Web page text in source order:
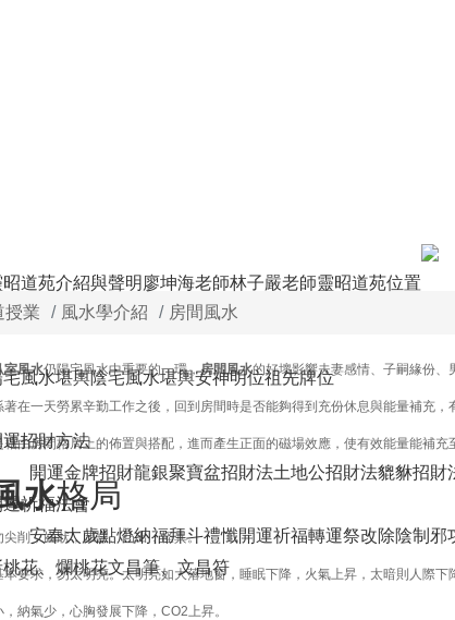
昭道苑介紹與聲明 廖坤海老師林子嚴老師靈昭道苑位置
宅風水堪輿陰宅風水堪輿安神明位祖先牌位
運招財方法
開運金牌招財龍銀聚寶盆招財法土地公招財法貔貅招財
運祈福法會
安奉太歲點燈納福拜斗禮懺開運祈福轉運祭改除陰制邪
桃花、爛桃花文昌筆、文昌符
授業 風水學介紹 房間風水
室風水仍陽宅風水中重要的一環，房間風水的好壞影響夫妻感情、子嗣緣份、
著在一天勞累辛勤工作之後，回到房間時是否能夠得到充份休息與能量補充，
藉由房間格局上的佈置與搭配，進而產生正面的磁場效應，使有效能量能補充
水格局
尖削，齒狀，凹缺、凸出，怪異。
要求，勿太明亮。太明亮如大落地窗，睡眠下降，火氣上昇，太暗則人際
納氣少，心胸發展下降，CO2上昇。